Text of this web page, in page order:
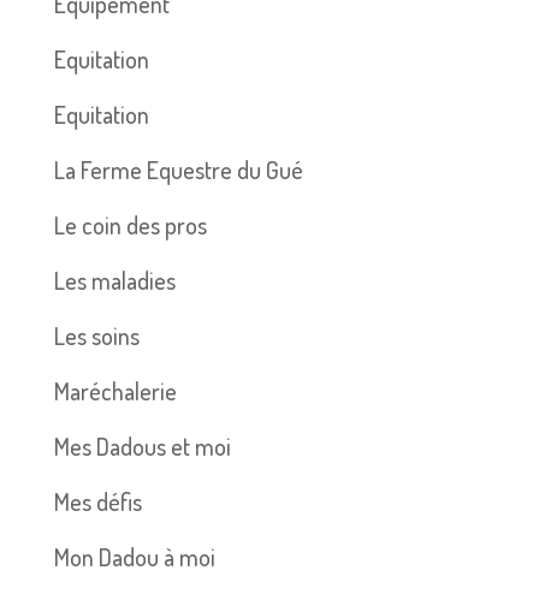
Equitation
Equitation
La Ferme Equestre du Gué
Le coin des pros
Les maladies
Les soins
Maréchalerie
Mes Dadous et moi
Mes défis
Mon Dadou à moi